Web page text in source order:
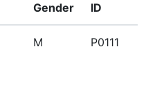
Gender
ID
M P0111